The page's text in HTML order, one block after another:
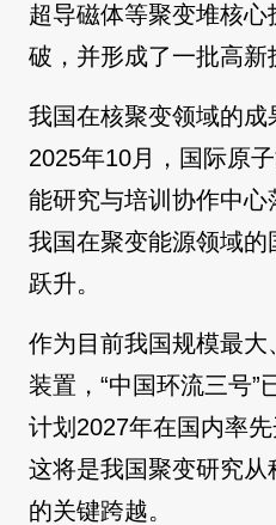
超导磁体等聚变堆核
破，并形成了一批高新
我国在核聚变领域的成
2025年10月，国际原
能研究与培训协作中
我国在聚变能源领域
跃升。
作为目前我国规模最
装置，“中国环流三号”
计划2027年在国内率
这将是我国聚变研究
的关键跨越。